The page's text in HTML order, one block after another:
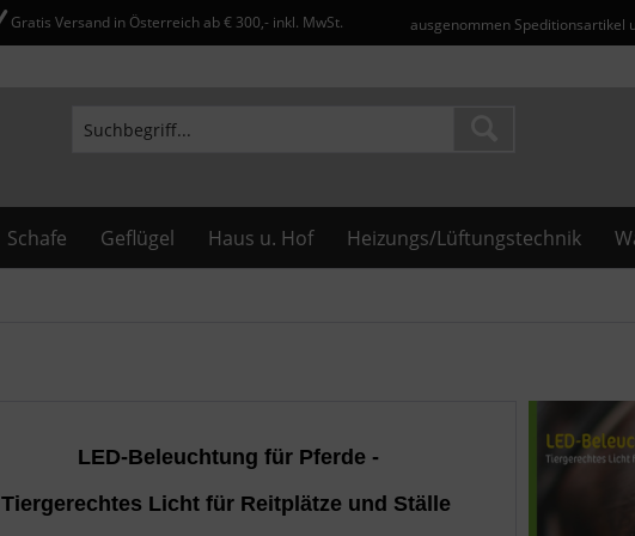
Gratis Versand in Österreich ab € 300,- inkl. MwSt. ausgenommen Speditionsartikel
Schafe Geflügel Haus u. Hof Heizungs/Lüftungstechnik
LED-Beleuchtung für Pferde -
Tiergerechtes Licht für Reitplätze und Ställe